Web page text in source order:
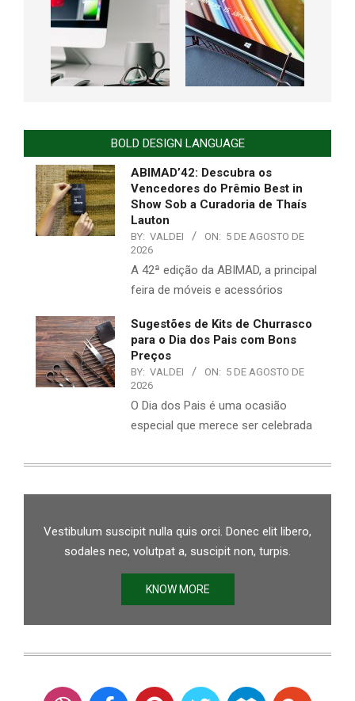
BOLD DESIGN LANGUAGE
ABIMAD’42: Descubra os
Vencedores do Prêmio Best in
Show Sob a Curadoria de Thaís
Lauton
BY: VALDEI ON: 5 DE AGOSTO DE
2026
A 42ª edição da ABIMAD, a principal
feira de móveis e acessórios
Sugestões de Kits de Churrasco
para o Dia dos Pais com Bons
Preços
BY: VALDEI ON: 5 DE AGOSTO DE
2026
O Dia dos Pais é uma ocasião
especial que merece ser celebrada
Vestibulum suscipit nulla quis orci. Donec elit libero,
sodales nec, volutpat a, suscipit non, turpis.
KNOW MORE